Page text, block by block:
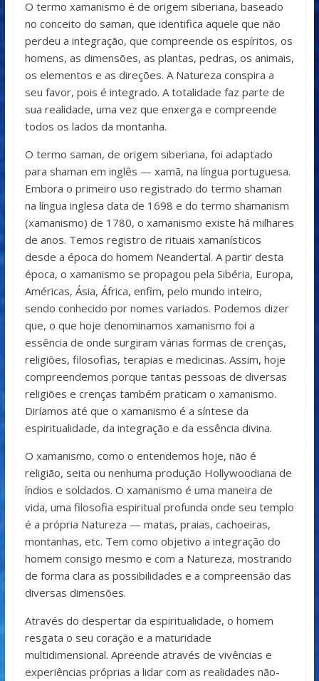
O termo xamanismo é de origem siberiana, baseado
no conceito do saman, que identifica aquele que não
perdeu a integração, que compreende os espíritos, os
homens, as dimensões, as plantas, pedras, os animais,
os elementos e as direções. A Natureza conspira a
seu favor, pois é integrado. A totalidade faz parte de
sua realidade, uma vez que enxerga e compreende
todos os lados da montanha.
O termo saman, de origem siberiana, foi adaptado
para shaman em inglês — xamã, na língua portuguesa.
Embora o primeiro uso registrado do termo shaman
na língua inglesa data de 1698 e do termo shamanism
(xamanismo) de 1780, o xamanismo existe há milhares
de anos. Temos registro de rituais xamanísticos
desde a época do homem Neandertal. A partir desta
época, o xamanismo se propagou pela Sibéria, Europa,
Américas, Ásia, África, enfim, pelo mundo inteiro,
sendo conhecido por nomes variados. Podemos dizer
que, o que hoje denominamos xamanismo foi a
essência de onde surgiram várias formas de crenças,
religiões, filosofias, terapias e medicinas. Assim, hoje
compreendemos porque tantas pessoas de diversas
religiões e crenças também praticam o xamanismo.
Diríamos até que o xamanismo é a síntese da
espiritualidade, da integração e da essência divina.
O xamanismo, como o entendemos hoje, não é
religião, seita ou nenhuma produção Hollywoodiana de
índios e soldados. O xamanismo é uma maneira de
vida, uma filosofia espiritual profunda onde seu templo
é a própria Natureza — matas, praias, cachoeiras,
montanhas, etc. Tem como objetivo a integração do
homem consigo mesmo e com a Natureza, mostrando
de forma clara as possibilidades e a compreensão das
diversas dimensões.
Através do despertar da espiritualidade, o homem
resgata o seu coração e a maturidade
multidimensional. Apreende através de vivências e
experiências próprias a lidar com as realidades não-